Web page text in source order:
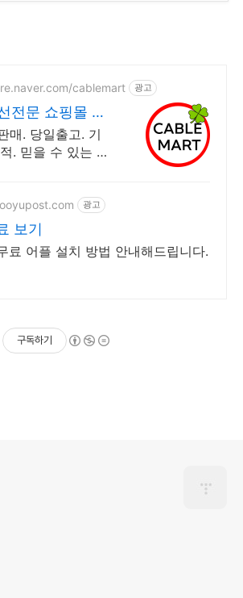
cablemart 광고
전문 쇼핑몰 할
매 오늘출발
매. 당일출고. 기
. 믿을 수 있는 전
로 판매합니다.
광고
보기
료 어플 설치 방법 안내해드립니다.
구독하기